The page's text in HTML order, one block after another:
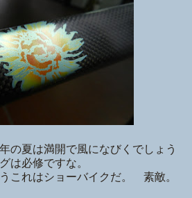
で風になびくでしょう
は必修ですな。
ーバイクだ。 素敵。